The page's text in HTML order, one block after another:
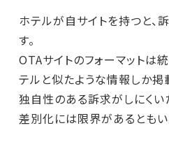
ホテルが自サイトを持つと、
す。
OTAサイトのフォーマットは
テルと似たような情報しか掲
独自性のある訴求がしにくい
差別化には限界があるともい